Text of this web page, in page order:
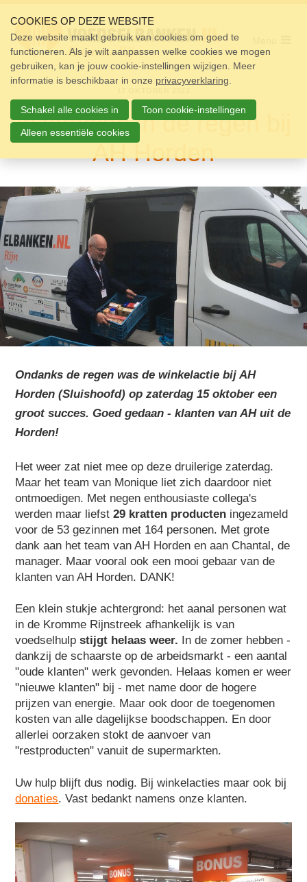
links
over
Spring
naar
de
Spring
naar
de
inhoud
Inzamelen in de regen bij
AH Horden
Ondanks de regen was de winkelactie bij AH
Horden (Sluishoofd) op zaterdag 15 oktober een
groot succes. Goed gedaan - klanten van AH uit de
Horden!
Het weer zat niet mee op deze druilerige zaterdag.
Maar het team van Monique liet zich daardoor niet
ontmoedigen. Met negen enthousiaste collega's
werden maar liefst29 kratten producten ingezameld
voor de 53 gezinnen met 164 personen. Met grote
dank aan het team van AH Horden en aan Chantal, de
manager. Maar vooral ook een mooi gebaar van de
klanten van AH Horden. DANK!
Een klein stukje achtergrond: het aanal personen wat
in de Kromme Rijnstreek afhankelijk is van
voedselhulpstijgt helaas weer. In de zomer hebben -
dankzij de schaarste op de arbeidsmarkt - een aantal
"oude klanten" werk gevonden. Helaas komen er weer
"nieuwe klanten" bij - met name door de hogere
prijzen van energie. Maar ook door de toegenomen
kosten van alle dagelijkse boodschappen. En door
allerlei oorzaken stokt de aanvoer van
"restproducten" vanuit de supermarkten.
Uw hulp blijft dus nodig. Bij winkelacties maar ook bij
donaties. Vast bedankt namens onze klanten.
Home
Pakket
Doneren
Vrijwilligers
Doneer
COOKIES OP DEZE WEBSITE
Deze website maakt gebruik van cookies om goed te
functioneren. Als je wilt aanpassen welke cookies we mogen
gebruiken, kan je jouw cookie-instellingen wijzigen. Meer
informatie is beschikbaar in onze privacyverklaring
Schakel alle cookies in Toon cookie-instellingen
Alleen essentiële cookies